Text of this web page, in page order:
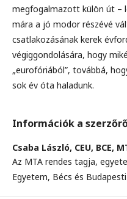
megfogalmazott külön út –
mára a jó modor részévé
csatlakozásának kerek
végiggondolására, hogy
„eurofóriából”, továbbá,
sok év óta haladunk.
Információk a
Csaba László, CEU, BCE,
Az MTA rendes tagja,
Egyetem, Bécs és